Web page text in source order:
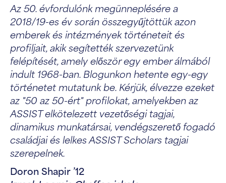
Az 50. évfordulónk megünneplésére a
2018/19-es év során összegyűjtöttük azon
emberek és intézmények történeteit és
profiljait, akik segítették szervezetünk
felépítését, amely először egy ember álmából
indult 1968-ban. Blogunkon hetente egy-egy
történetet mutatunk be. Kérjük, élvezze ezeket
az "50 az 50-ért" profilokat, amelyekben az
ASSIST elkötelezett vezetőségi tagjai,
dinamikus munkatársai, vendégszerető fogadó
családjai és lelkes ASSIST Scholars tagjai
szerepelnek.
Doron Shapir ’12